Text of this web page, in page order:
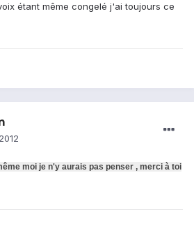
étant même congelé j'ai toujours ce
moi je n'y aurais pas penser , merci à toi